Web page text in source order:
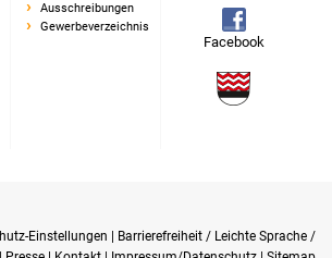
Index
Ausschreibungen
Gewerbeverzeichnis
Facebook
Einstellungen
Barrierefreiheit / Leichte Sprache /